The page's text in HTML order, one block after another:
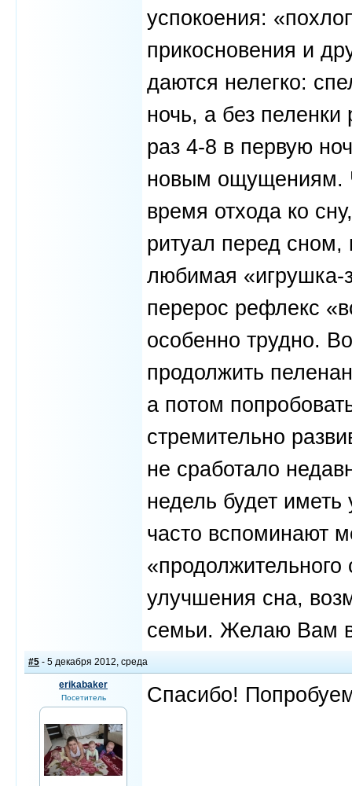
успокоения:
прикосновения и
даются нелегко:
ночь, а без пеленки
раз 4-8 в первую
новым ощущениям.
время отхода ко
ритуал перед
любимая
перерос рефлекс
особенно трудно.
продолжить
а потом
стремительно
не сработало
недель будет
часто вспоминают
улучшения сна,
семьи. Желаю Вам
#5 - 5 декабря 2012, среда
erikabaker
Посетитель Спасибо!